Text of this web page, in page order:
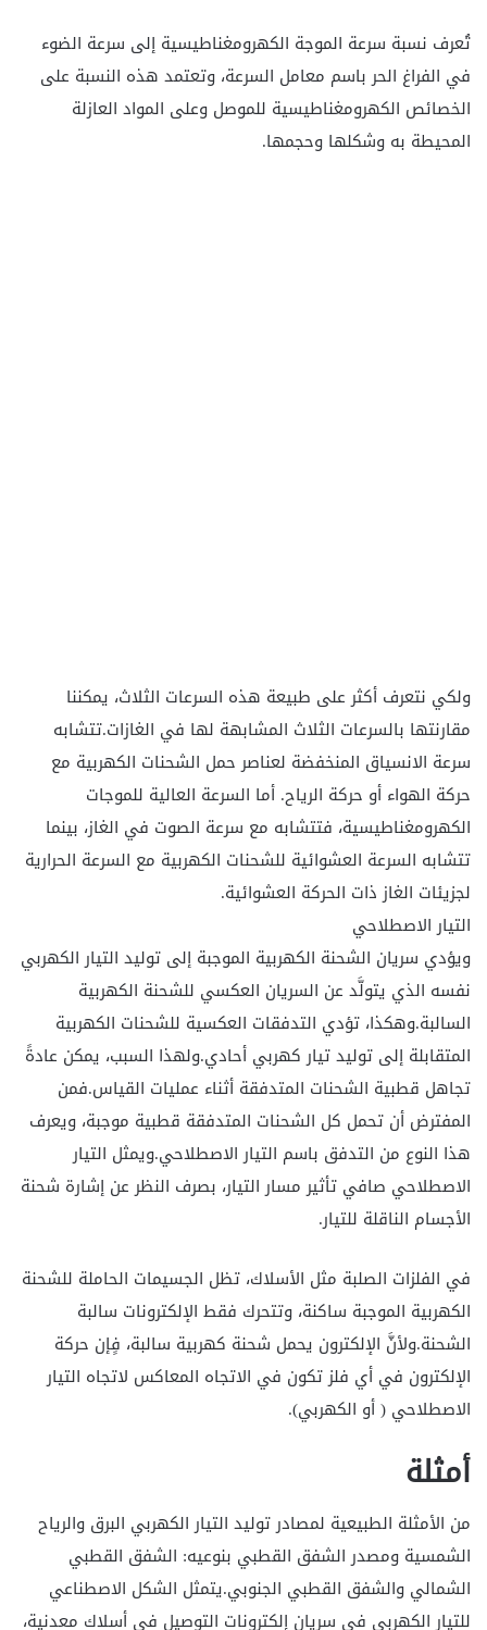
تُعرف نسبة سرعة الموجة الكهرومغناطيسية إلى سرعة الضوء
في الفراغ الحر باسم معامل السرعة، وتعتمد هذه النسبة على
الخصائص الكهرومغناطيسية للموصل وعلى المواد العازلة
المحيطة به وشكلها وحجمها.
ولكي نتعرف أكثر على طبيعة هذه السرعات الثلاث، يمكننا
مقارنتها بالسرعات الثلاث المشابهة لها في الغازات.تتشابه
سرعة الانسياق المنخفضة لعناصر حمل الشحنات الكهربية مع
حركة الهواء أو حركة الرياح. أما السرعة العالية للموجات
الكهرومغناطيسية، فتتشابه مع سرعة الصوت في الغاز، بينما
تتشابه السرعة العشوائية للشحنات الكهربية مع السرعة الحرارية
لجزيئات الغاز ذات الحركة العشوائية.
التيار الاصطلاحي
ويؤدي سريان الشحنة الكهربية الموجبة إلى توليد التيار الكهربي
نفسه الذي يتولَّد عن السريان العكسي للشحنة الكهربية
السالبة.وهكذا، تؤدي التدفقات العكسية للشحنات الكهربية
المتقابلة إلى توليد تيار كهربي أحادي.ولهذا السبب، يمكن عادةً
تجاهل قطبية الشحنات المتدفقة أثناء عمليات القياس.فمن
المفترض أن تحمل كل الشحنات المتدفقة قطبية موجبة، ويعرف
هذا النوع من التدفق باسم التيار الاصطلاحي.ويمثل التيار
الاصطلاحي صافي تأثير مسار التيار، بصرف النظر عن إشارة شحنة
الأجسام الناقلة للتيار.
في الفلزات الصلبة مثل الأسلاك، تظل الجسيمات الحاملة للشحنة
الكهربية الموجبة ساكنة، وتتحرك فقط الإلكترونات سالبة
الشحنة.ولأنَّ الإلكترون يحمل شحنة كهربية سالبة، فٍإن حركة
الإلكترون في أي فلز تكون في الاتجاه المعاكس لاتجاه التيار
الاصطلاحي ( أو الكهربي).
أمثلة
من الأمثلة الطبيعية لمصادر توليد التيار الكهربي البرق والرياح
الشمسية ومصدر الشفق القطبي بنوعيه: الشفق القطبي
الشمالي والشفق القطبي الجنوبي.يتمثل الشكل الاصطناعي
للتيار الكهربي في سريان إلكترونات التوصيل في أسلاك معدنية،